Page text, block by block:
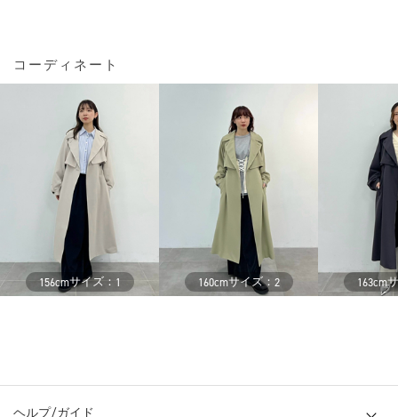
コーディネート
156cmサイズ： 1 160cmサイズ： 2 163cm
ヘルプ/ガイド